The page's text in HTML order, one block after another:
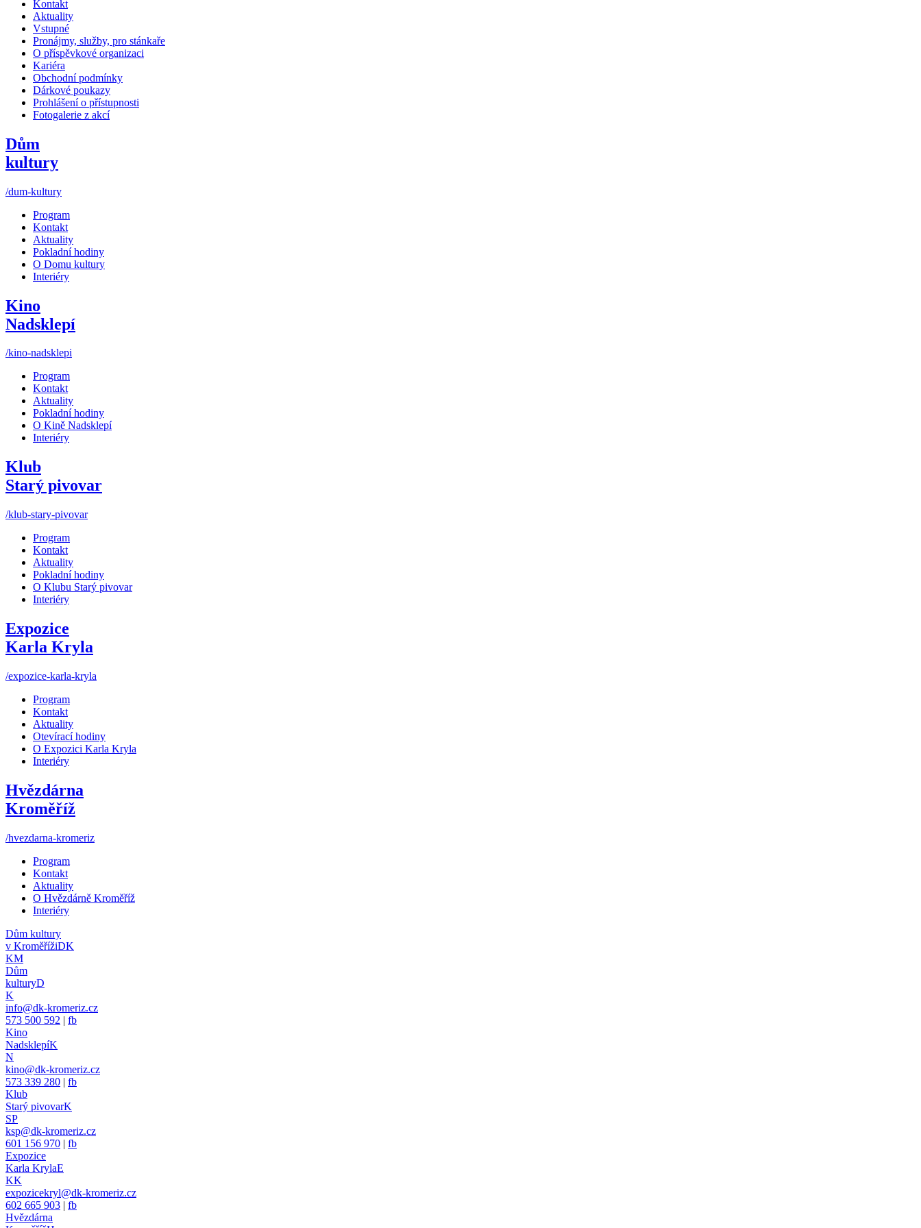
Kontakt
Aktuality
Vstupné
Pronájmy, služby, pro stánkaře
O příspěvkové organizaci
Kariéra
Obchodní podmínky
Dárkové poukazy
Prohlášení o přístupnosti
Fotogalerie z akcí
Dům
kultury
/dum-kultury
Program
Kontakt
Aktuality
Pokladní hodiny
O Domu kultury
Interiéry
Kino
Nadsklepí
/kino-nadsklepi
Program
Kontakt
Aktuality
Pokladní hodiny
O Kině Nadsklepí
Interiéry
Klub
Starý pivovar
/klub-stary-pivovar
Program
Kontakt
Aktuality
Pokladní hodiny
O Klubu Starý pivovar
Interiéry
Expozice
Karla Kryla
/expozice-karla-kryla
Program
Kontakt
Aktuality
Otevírací hodiny
O Expozici Karla Kryla
Interiéry
Hvězdárna
Kroměříž
/hvezdarna-kromeriz
Program
Kontakt
Aktuality
O Hvězdárně Kroměříž
Interiéry
Dům kultury
v KroměřížiDK
KM
Dům
kulturyD
K
info@dk-kromeriz.cz
573 500 592 | fb
Kino
NadsklepíK
N
kino@dk-kromeriz.cz
573 339 280 | fb
Klub
Starý pivovarK
SP
ksp@dk-kromeriz.cz
601 156 970 | fb
Expozice
Karla KrylaE
KK
expozicekryl@dk-kromeriz.cz
602 665 903 | fb
Hvězdárna